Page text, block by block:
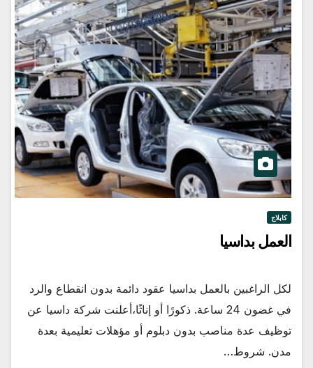
كابلاج
العمل بداسيا
لكل الراغبين بالعمل بداسيا عقود دائمة بدون انقطاع والرد
في غضون 24 ساعة. ذكورًا أو إناثًا،أعلنت شركة داسيا عن
توظيف عدة مناصب بدون دبلوم أو مؤهلات تعليمية بعدة
مدن. شروط…